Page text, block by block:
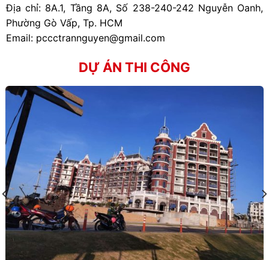
Địa chỉ: 8A.1, Tầng 8A, Số 238-240-242 Nguyễn Oanh,
Phường Gò Vấp, Tp. HCM
Email: pccctrannguyen@gmail.com
DỰ ÁN THI CÔNG